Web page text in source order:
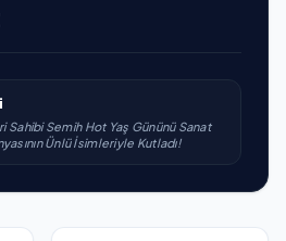
Sahibi Semih Hot Yaş Gününü Sanat
Ünlü İsimleriyle Kutladı!